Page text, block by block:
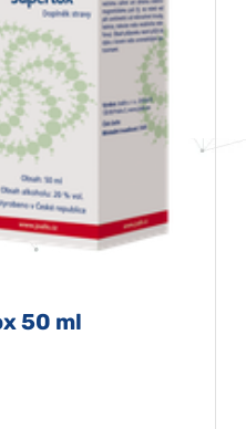
50 ml